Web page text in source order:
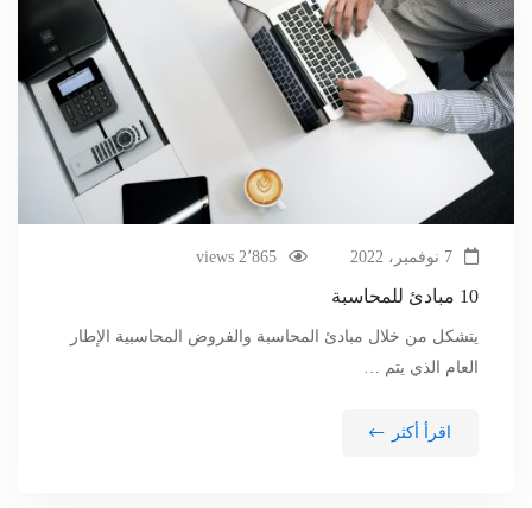
7 نوفمبر، 2022 2٬865 views
10 مبادئ للمحاسبة
يتشكل من خلال مبادئ المحاسبة والفروض المحاسبية الإطار
العام الذي يتم …
اقرأ أكثر